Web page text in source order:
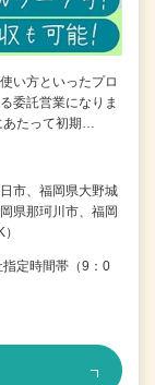
い方といったプロ
委託営業になりま
あたって初期…
市、福岡県大野城
県那珂川市、福岡
定時間帯（9：0